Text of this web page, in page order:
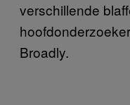
verschillende
Broadly.